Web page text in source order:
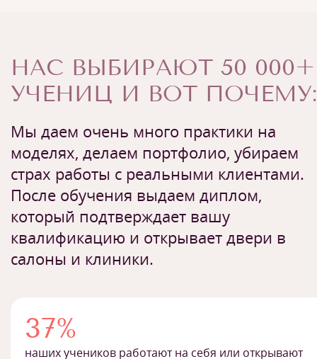
НАС ВЫБИРАЮТ 50 000+
УЧЕНИЦ И ВОТ ПОЧЕМУ:
Мы даем очень много практики на
моделях, делаем портфолио, убираем
страх работы с реальными клиентами.
После обучения выдаем диплом,
который подтверждает вашу
квалификацию и открывает двери в
салоны и клиники.
37%
наших учеников работают на себя или открывают